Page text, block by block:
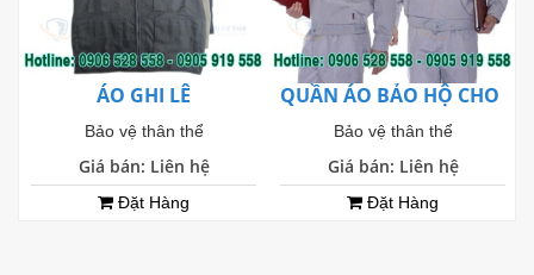
ÁO GHI LÊ
Bảo vệ thân thể
Giá bán: Liên hệ
Đặt Hàng
QUẦN ÁO BẢO HỘ CHO
Bảo vệ thân thể
Giá bán: Liên hệ
Đặt Hàng